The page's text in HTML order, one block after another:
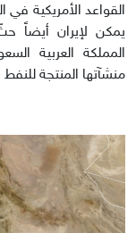
القواعد الأمريكية
يمكن لإيران أيضاً
المملكة العربية
منشآتها المنتجة للنفط